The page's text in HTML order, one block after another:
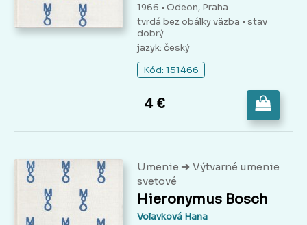
1966 • Odeon, Praha
tvrdá bez obálky väzba • stav
dobrý
jazyk: český
Kód: 151466
4 €
Umenie ➔ Výtvarné umenie
svetové
Hieronymus Bosch
Volavková Hana